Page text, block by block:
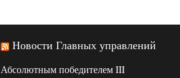
Новости Главных управлений
Абсолютным победителем III